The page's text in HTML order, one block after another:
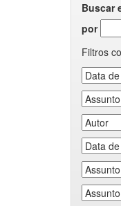
Buscar
por
Filtros